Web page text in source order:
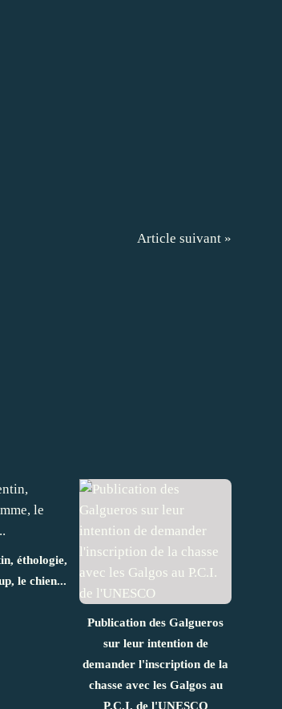
Article suivant »
éthologie,
le chien...
Publication des Galgueros
sur leur intention de
demander l'inscription de la
chasse avec les Galgos au
P.C.I. de l'UNESCO